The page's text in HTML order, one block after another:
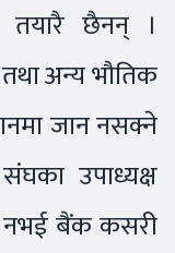
छैनन् ।
तथा अन्य भौतिक
जान नसक्ने
उपाध्यक्ष
नभई बैंक कसरी